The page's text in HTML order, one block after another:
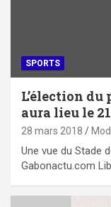
SPORTS
L’élection du
aura lieu le
28 mars 2018
Une vue du Stade
Gabonactu.com